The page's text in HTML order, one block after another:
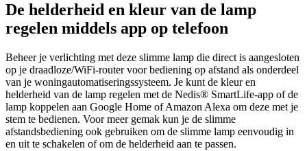
De helderheid en kleur van de lamp
regelen middels app op telefoon
Beheer je verlichting met deze slimme lamp die direct is aangesloten
op je draadloze/WiFi-router voor bediening op afstand als onderdeel
van je woningautomatiseringssysteem. Je kunt de kleur en
helderheid van de lamp regelen met de Nedis® SmartLife-app of de
lamp koppelen aan Google Home of Amazon Alexa om deze met je
stem te bedienen. Voor meer gemak kun je de slimme
afstandsbediening ook gebruiken om de slimme lamp eenvoudig in
en uit te schakelen of om de helderheid aan te passen.